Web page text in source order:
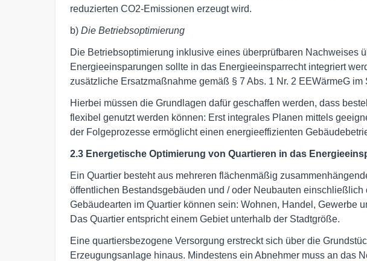
reduzierten CO2-Emissionen erzeugt wird.
b) Die Betriebsoptimierung
Die Betriebsoptimierung inklusive eines überprüfbaren Nachweises
Energieeinsparungen sollte in das Energieeinsparrecht integriert
zusätzliche Ersatzmaßnahme gemäß § 7 Abs. 1 Nr. 2 EEWärmeG im
Hierbei müssen die Grundlagen dafür geschaffen werden, dass
flexibel genutzt werden können: Erst integrales Planen mittels
der Folgeprozesse ermöglicht einen energieeffizienten
2.3 Energetische Optimierung von Quartieren in das
Ein Quartier besteht aus mehreren flächenmäßig
öffentlichen Bestandsgebäuden und / oder Neubauten einschließlich
Gebäudearten im Quartier können sein: Wohnen, Handel, Gewerbe
Das Quartier entspricht einem Gebiet unterhalb der Stadtgröße.
Eine quartiersbezogene Versorgung erstreckt sich über die
Erzeugungsanlage hinaus. Mindestens ein Abnehmer muss an das